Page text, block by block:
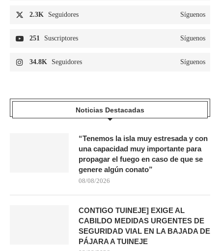
2.3K Seguidores Síguenos
251 Suscriptores Síguenos
34.8K Seguidores Síguenos
Noticias Destacadas
“Tenemos la isla muy estresada y con
una capacidad muy importante para
propagar el fuego en caso de que se
genere algún conato”
08/08/2026
CONTIGO TUINEJE] EXIGE AL
CABILDO MEDIDAS URGENTES DE
SEGURIDAD VIAL EN LA BAJADA DE
PÁJARA A TUINEJE